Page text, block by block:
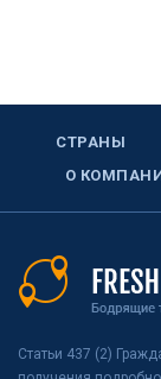
СТРАНЫ
О
Статьи 437 (2)